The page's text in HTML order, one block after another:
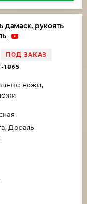
дамаск, рукоять
ПОД ЗАКАЗ
1865
ножи,
Дюраль